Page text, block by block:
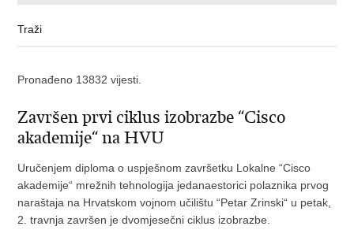
Pronađeno 13832 vijesti.
Završen prvi ciklus izobrazbe “Cisco
akademije“ na HVU
Uručenjem diploma o uspješnom završetku Lokalne “Cisco
akademije“ mrežnih tehnologija jedanaestorici polaznika prvog
naraštaja na Hrvatskom vojnom učilištu “Petar Zrinski“ u petak,
2. travnja završen je dvomjesečni ciklus izobrazbe.